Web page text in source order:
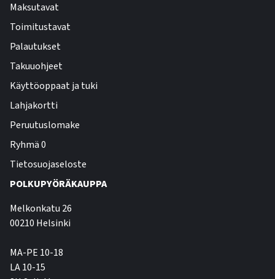
Maksutavat
Toimitustavat
Palautukset
Takuuohjeet
Käyttöoppaat ja tuki
Lahjakortti
Peruutuslomake
Ryhmä 0
Tietosuojaseloste
POLKUPYÖRÄKAUPPA
Melkonkatu 26
00210 Helsinki
MA-PE 10-18
LA 10-15